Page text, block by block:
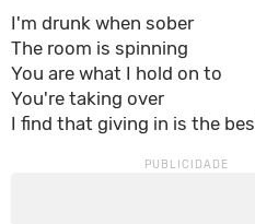
I'm drunk when sober
The room is spinning
You are what I hold on to
You're taking over
I find that giving in is the